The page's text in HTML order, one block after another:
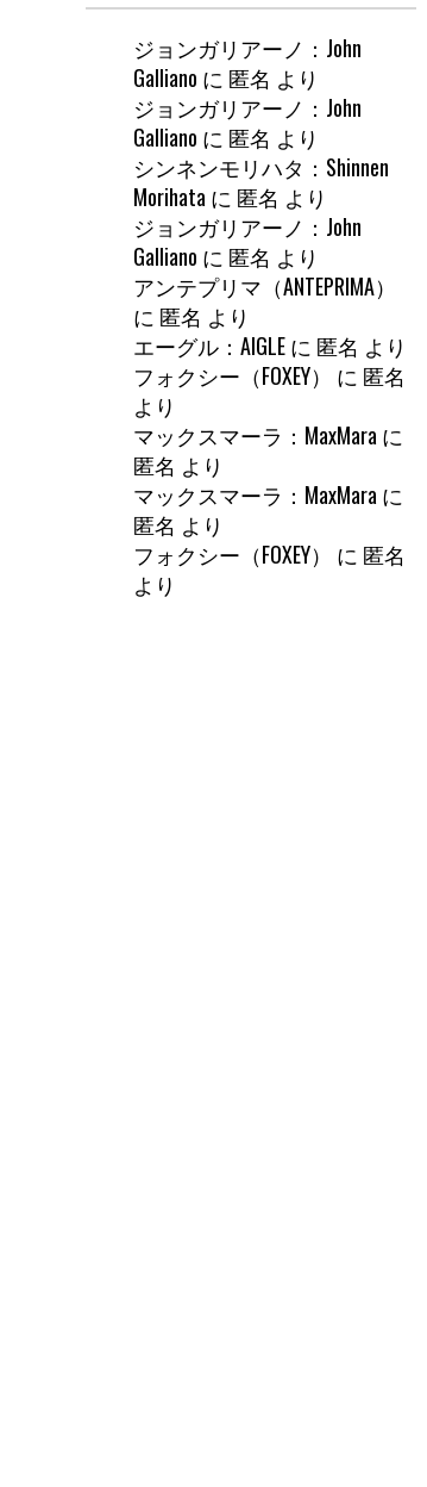
ジョンガリアーノ：John
Galliano に 匿名 より
ジョンガリアーノ：John
Galliano に 匿名 より
シンネンモリハタ：Shinnen
Morihataに 匿名 より
ジョンガリアーノ：John
Galliano に 匿名 より
アンテプリマ（ANTEPRIMA）
に 匿名 より
エーグル：AIGLEに 匿名 より
フォクシー（FOXEY）
に 匿名
より
マックスマーラ：MaxMaraに
匿名 より
マックスマーラ：MaxMaraに
匿名 より
フォクシー（FOXEY）
に 匿名
より